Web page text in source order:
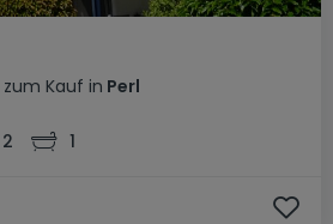
zum Kauf in Perl
2 1